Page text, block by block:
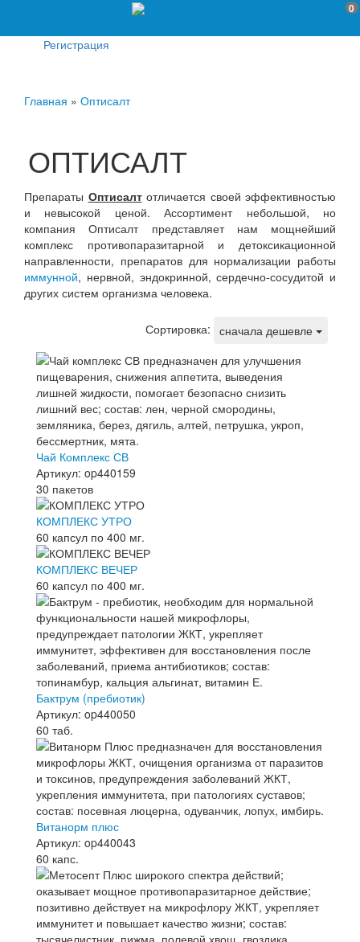
0
Регистрация
Главная » Оптисалт
ОПТИСАЛТ
Препараты Оптисалтотличается своей эффективностью
и невысокой ценой. Ассортимент небольшой, но
компания Оптисалт представляет нам мощнейший
комплекс противопаразитарной и детоксикационной
направленности, препаратов для нормализации работы
иммунной, нервной, эндокринной, сердечно-сосудитой и
других систем организма человека.
Сортировка: сначала дешевле
Чай Комплекс СВ
Артикул: op440159
30 пакетов
КОМПЛЕКС УТРО
60 капсул по 400 мг.
КОМПЛЕКС ВЕЧЕР
60 капсул по 400 мг.
Бактрум (пребиотик)
Артикул: op440050
60 таб.
Витанорм плюс
Артикул: op440043
60 капс.